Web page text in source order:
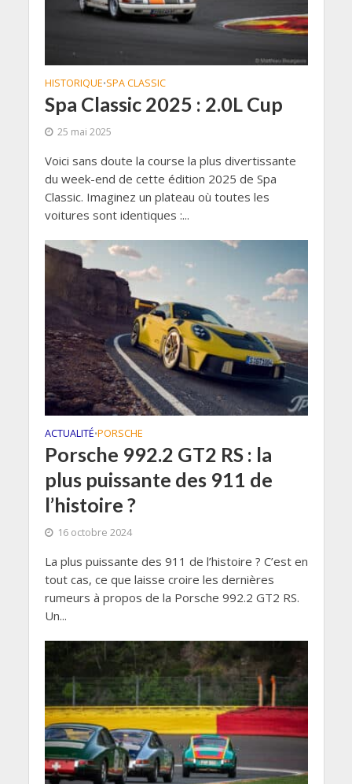
HISTORIQUE•SPA CLASSIC
Spa Classic 2025 : 2.0L Cup
25 mai 2025
Voici sans doute la course la plus divertissante
du week-end de cette édition 2025 de Spa
Classic. Imaginez un plateau où toutes les
voitures sont identiques :...
ACTUALITÉ•PORSCHE
Porsche 992.2 GT2 RS : la
plus puissante des 911 de
l’histoire ?
16 octobre 2024
La plus puissante des 911 de l’histoire ? C’est en
tout cas, ce que laisse croire les dernières
rumeurs à propos de la Porsche 992.2 GT2 RS.
Un...